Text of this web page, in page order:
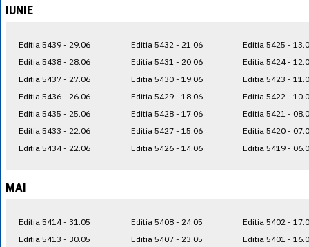
IUNIE
Editia 5439 - 29.06
Editia 5438 - 28.06
Editia 5437 - 27.06
Editia 5436 - 26.06
Editia 5435 - 25.06
Editia 5433 - 22.06
Editia 5434 - 22.06
Editia 5432 - 21.06
Editia 5431 - 20.06
Editia 5430 - 19.06
Editia 5429 - 18.06
Editia 5428 - 17.06
Editia 5427 - 15.06
Editia 5426 - 14.06
Editia 5425 -
Editia 5424 -
Editia 5423 -
Editia 5422 -
Editia 5421 -
Editia 5420 -
Editia 5419 -
MAI
Editia 5414 - 31.05
Editia 5413 - 30.05
Editia 5408 - 24.05
Editia 5407 - 23.05
Editia 5402 -
Editia 5401 -